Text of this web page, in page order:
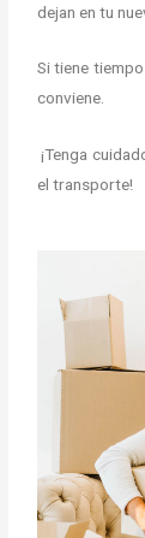
dejan en tu
Si tiene
conviene.
¡Tenga
el transporte!